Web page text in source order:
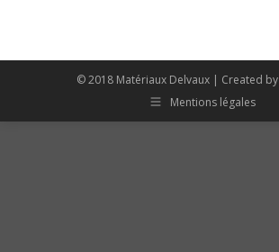
© 2018 Matériaux Delvaux | Created by
Mentions légales